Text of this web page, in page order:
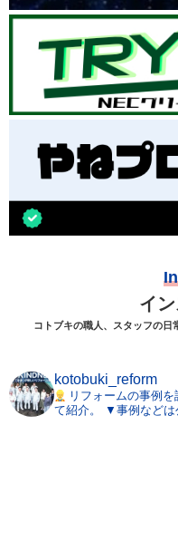
イ
コトブキの職人、スタッフの日
kotobuki_reform
リフォームの事例を
て紹介。
▼事例などは